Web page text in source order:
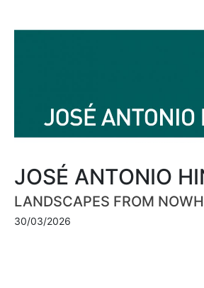
JOSÉ ANTONIO
LANDSCAPES FROM
30/03/2026